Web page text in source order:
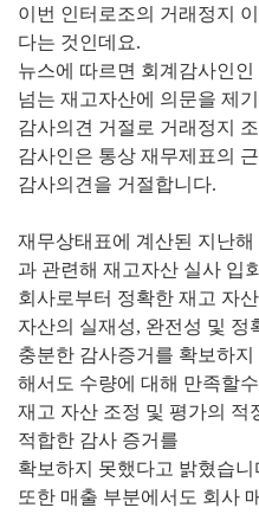
이번 인터로조의 거래정지
다는 것인데요.
뉴스에 따르면 회계감사인인
넘는 재고자산에 의문을 제
감사의견 거절로 거래정지
감사인은 통상 재무제표의
감사의견을 거절합니다.
재무상태표에 계산된 지난해
과 관련해 재고자산 실사 입
회사로부터 정확한 재고 자
자산의 실재성, 완전성 및 정
충분한 감사증거를 확보하
해서도 수량에 대해 만족할
재고 자산 조정 및 평가의 적
적합한 감사 증거를
확보하지 못했다고 밝혔습니
또한 매출 부분에서도 회사